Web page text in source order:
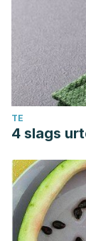
TE
4 slags